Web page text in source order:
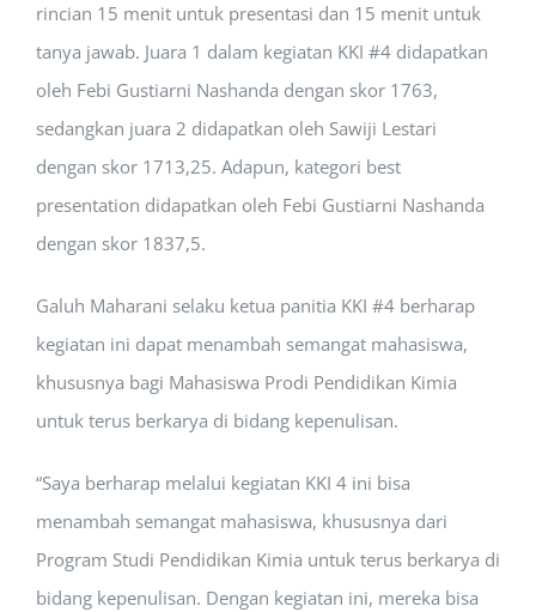
rincian 15 menit untuk presentasi dan 15 menit untuk
tanya jawab. Juara 1 dalam kegiatan KKI #4 didapatkan
oleh Febi Gustiarni Nashanda dengan skor 1763,
sedangkan juara 2 didapatkan oleh Sawiji Lestari
dengan skor 1713,25. Adapun, kategori best
presentation didapatkan oleh Febi Gustiarni Nashanda
dengan skor 1837,5.
Galuh Maharani selaku ketua panitia KKI #4 berharap
kegiatan ini dapat menambah semangat mahasiswa,
khususnya bagi Mahasiswa Prodi Pendidikan Kimia
untuk terus berkarya di bidang kepenulisan.
“Saya berharap melalui kegiatan KKI 4 ini bisa
menambah semangat mahasiswa, khususnya dari
Program Studi Pendidikan Kimia untuk terus berkarya di
bidang kepenulisan. Dengan kegiatan ini, mereka bisa